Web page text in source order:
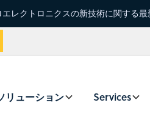
レクトロニクスの新技術に関する最
リューション Services